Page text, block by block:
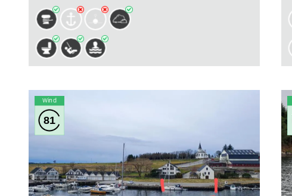
Wind
81